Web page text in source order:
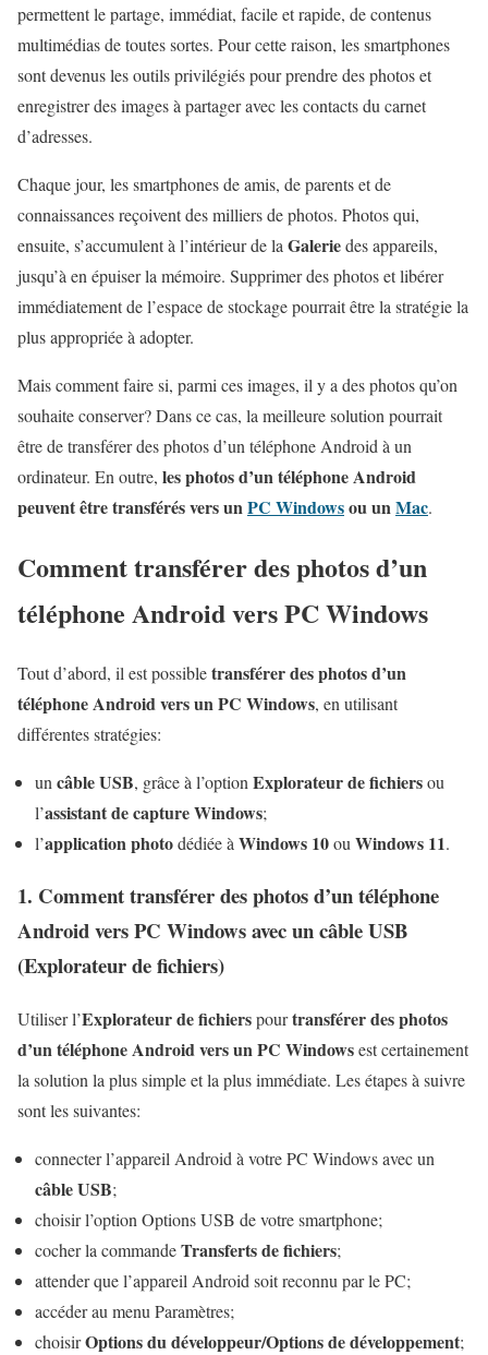
permettent le partage, immédiat, facile et rapide, de contenus
multimédias de toutes sortes. Pour cette raison, les smartphones
sont devenus les outils privilégiés pour prendre des photos et
enregistrer des images à partager avec les contacts du carnet
d’adresses.
Chaque jour, les smartphones de amis, de parents et de
connaissances reçoivent des milliers de photos. Photos qui,
ensuite, s’accumulent à l’intérieur de la Galeriedes appareils,
jusqu’à en épuiser la mémoire. Supprimer des photos et libérer
immédiatement de l’espace de stockage pourrait être la stratégie la
plus appropriée à adopter.
Mais comment faire si, parmi ces images, il y a des photos qu’on
souhaite conserver? Dans ce cas, la meilleure solution pourrait
être de transférer des photos d’un téléphone Android à un
ordinateur. En outre, les photos d’un téléphone Android
peuvent être transférés vers unPC Windowsou unMac.
Comment transférer des photos d’un
téléphone Android vers PC Windows
Tout d’abord, il est possibletransférer des photos d’un
téléphone Android vers un PC Windows, en utilisant
différentes stratégies:
un câble USB, grâce à l’option Explorateur de fichiersou
l’assistant de capture Windows;
l’application photodédiée à Windows 10ou Windows 11.
1. Comment transférer des photos d’un téléphone
Android vers PC Windows avec uncâble USB
(Explorateur de fichiers)
Utiliser l’Explorateur de fichierspourtransférer des photos
d’un téléphone Android vers un PC Windowsest certainement
la solution la plus simple et la plus immédiate. Les étapes à suivre
sont les suivantes:
connecter l’appareil Android à votre PC Windows avec un
câble USB;
choisir l’option Options USB de votre smartphone;
cocher la commandeTransferts de fichiers;
attender que l’appareil Android soit reconnu par le PC;
accéder au menu Paramètres;
choisirOptions du développeur/Options de développement;